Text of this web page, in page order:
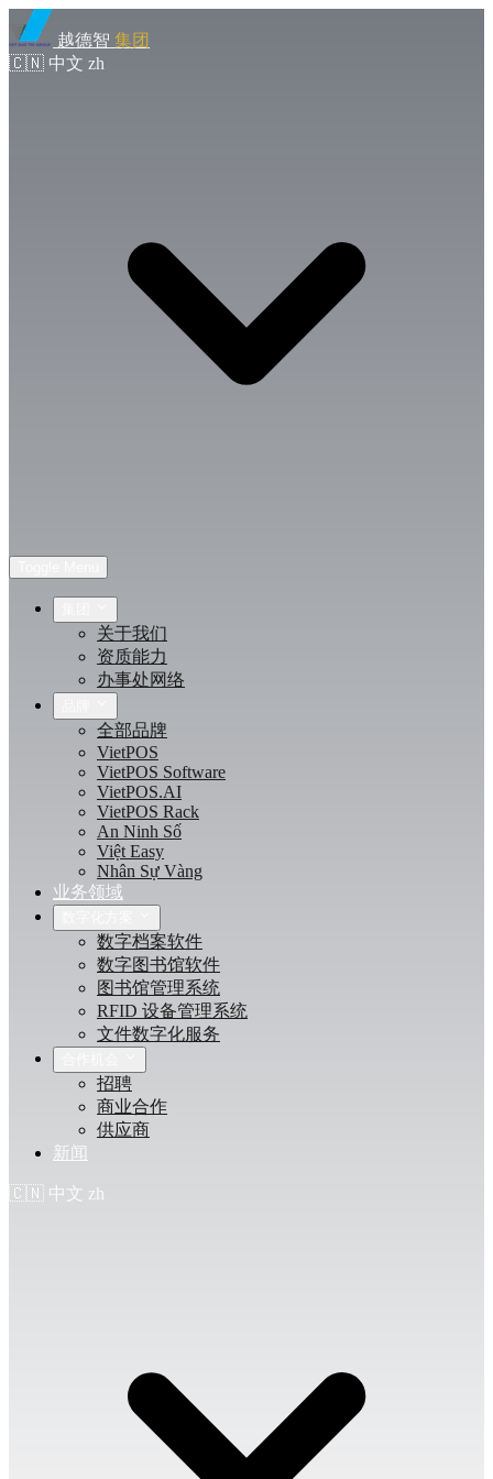
越德智 集团
🇨🇳 中文 zh
关于我们
资质能力
办事处网络
全部品牌
VietPOS
VietPOS Software
VietPOS.AI
VietPOS Rack
An Ninh Số
Việt Easy
Nhân Sự Vàng
业务领域
数字档案软件
数字图书馆软件
图书馆管理系统
RFID 设备管理系统
文件数字化服务
招聘
商业合作
供应商
新闻
🇨🇳 中文 zh